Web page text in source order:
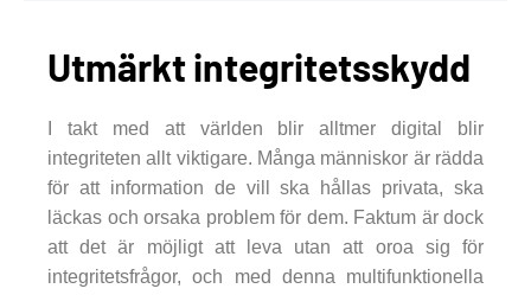
Utmärkt integritetsskydd
I takt med att världen blir alltmer digital blir
integriteten allt viktigare. Många människor är rädda
för att information de vill ska hållas privata, ska
läckas och orsaka problem för dem. Faktum är dock
att det är möjligt att leva utan att oroa sig för
integritetsfrågor, och med denna multifunktionella